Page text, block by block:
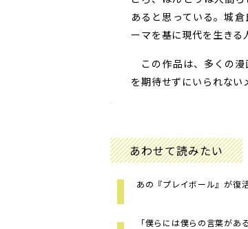
あると思っている。城
ーマを基に現代を生きる
この作品は、多くの漫
を期待せずにいられない
あわせて読みたい
あの『プレイボール』が復
「僕らには僕らの言葉が